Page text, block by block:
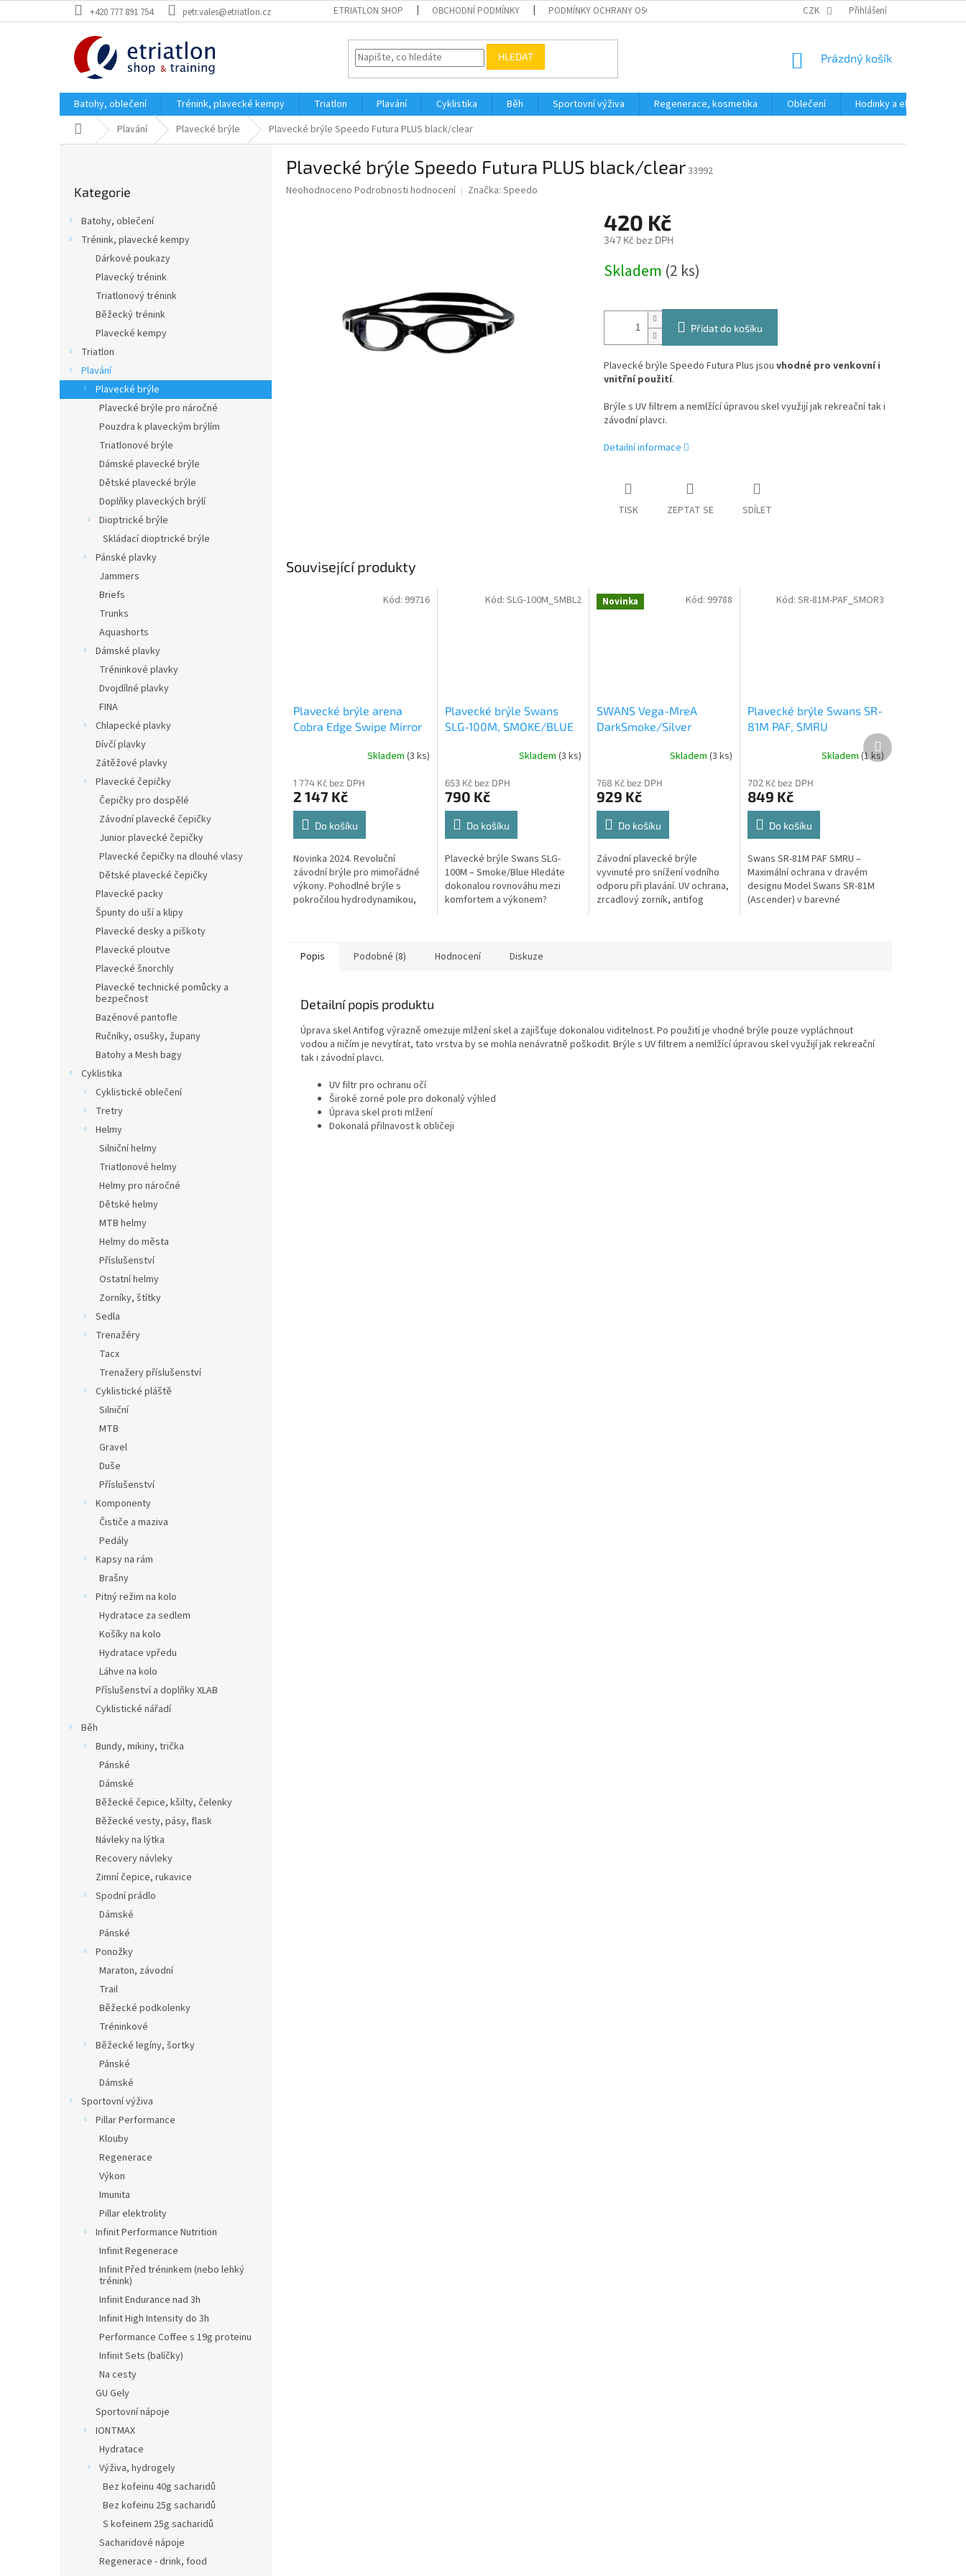
na
+420 777 891 754 petr.vales@etriatlon.cz ETRIATLON SHOP OBCHODNÍ PODMÍNKY PODMÍNKY OCHRANY OSOBNÍCH ÚDAJŮ CZK Přihlášení
HLEDAT
NÁKUPNÍ
Prázdný košík
Batohy, oblečení Trénink, plavecké kempy Triatlon Plavání Cyklistika Běh Sportovní výživa Regenerace, kosmetika Oblečení
Hodinky a elektronika
Domů Plavání Plavecké brýle Plavecké brýle Speedo Futura PLUS black/clear
kategorie
Kategorie
Batohy, oblečení
Trénink, plavecké kempy
Dárkové poukazy
Plavecký trénink
Triatlonový trénink
Běžecký trénink
Plavecké kempy
Triatlon
Plavání
Plavecké brýle
Plavecké brýle pro náročné
Pouzdra k plaveckým brýlím
Triatlonové brýle
Dámské plavecké brýle
Dětské plavecké brýle
Doplňky plaveckých brýlí
Dioptrické brýle
Skládací dioptrické brýle
Pánské plavky
Jammers
Briefs
Trunks
Aquashorts
Dámské plavky
Tréninkové plavky
Dvojdílné plavky
FINA
Chlapecké plavky
Dívčí plavky
Zátěžové plavky
Plavecké čepičky
Čepičky pro dospělé
Závodní plavecké čepičky
Junior plavecké čepičky
Plavecké čepičky na dlouhé vlasy
Dětské plavecké čepičky
Plavecké packy
Špunty do uší a klipy
Plavecké desky a piškoty
Plavecké ploutve
Plavecké šnorchly
Plavecké technické pomůcky a
bezpečnost
Bazénové pantofle
Ručníky, osušky, župany
Batohy a Mesh bagy
Cyklistika
Cyklistické oblečení
Tretry
Helmy
Silniční helmy
Triatlonové helmy
Helmy pro náročné
Dětské helmy
MTB helmy
Helmy do města
Příslušenství
Ostatní helmy
Zorníky, štítky
Sedla
Trenažéry
Tacx
Trenažery příslušenství
Cyklistické pláště
Silniční
MTB
Gravel
Duše
Příslušenství
Komponenty
Čističe a maziva
Pedály
Kapsy na rám
Brašny
Pitný režim na kolo
Hydratace za sedlem
Košíky na kolo
Hydratace vpředu
Láhve na kolo
Příslušenství a doplňky XLAB
Cyklistické nářadí
Běh
Bundy, mikiny, trička
Pánské
Dámské
Běžecké čepice, kšilty, čelenky
Běžecké vesty, pásy, flask
Návleky na lýtka
Recovery návleky
Zimní čepice, rukavice
Spodní prádlo
Dámské
Pánské
Ponožky
Maraton, závodní
Trail
Běžecké podkolenky
Tréninkové
Běžecké legíny, šortky
Pánské
Dámské
Sportovní výživa
Pillar Performance
Klouby
Regenerace
Výkon
Imunita
Pillar elektrolity
Infinit Performance Nutrition
Infinit Regenerace
Infinit Před tréninkem (nebo lehký
trénink)
Infinit Endurance nad 3h
Infinit High Intensity do 3h
Performance Coffee s 19g proteinu
Infinit Sets (balíčky)
Na cesty
GU Gely
Sportovní nápoje
IONTMAX
Hydratace
Výživa, hydrogely
Bez kofeinu 40g sacharidů
Bez kofeinu 25g sacharidů
S kofeinem 25g sacharidů
Sacharidové nápoje
Regenerace - drink, food
Plavecké brýle Speedo Futura PLUS black/clear33992
Průměrné
Neohodnoceno Podrobnosti hodnocení Značka: Speedo
420 Kč
347 Kč bez DPH
cena:
Skladem (2 ks)
Přidat do košíku
Plavecké brýle Speedo Futura Plus jsou vhodné pro venkovní i
vnitřní použití.
Brýle s UV filtrem a nemlžící úpravou skel využijí jak rekreační tak i
závodní plavci.
Detailní informace
TISK ZEPTAT SE SDÍLET
Související produkty
Plavecké brýle arena
Cobra Edge Swipe Mirror
Skladem (3 ks)
1 774 Kč bez DPH
2 147 Kč
Do košíku
Novinka 2024. Revoluční
závodní brýle pro mimořádné
výkony. Pohodlné brýle s
pokročilou hydrodynamikou,
Kód: 99716
Plavecké brýle Swans
SLG-100M, SMOKE/BLUE
Skladem (3 ks)
653 Kč bez DPH
790 Kč
Do košíku
Plavecké brýle Swans SLG-
100M – Smoke/Blue Hledáte
dokonalou rovnováhu mezi
komfortem a výkonem?
Kód: SLG-100M_SMBL2 Novinka
SWANS Vega-MreA
DarkSmoke/Silver
Skladem(3 ks)
768 Kč bez DPH
929 Kč
Do košíku
Závodní plavecké brýle
vyvinuté pro snížení vodního
odporu při plavání. UV ochrana,
zrcadlový zorník, antifog
Kód: 99788
Plavecké brýle Swans SR-
81M PAF, SMRU
Skladem (1 ks)
702 Kč bez DPH
849 Kč
Do košíku
Swans SR-81M PAF SMRU –
Maximální ochrana v dravém
designu Model Swans SR-81M
(Ascender) v barevné
Kód: SR-81M-PAF_SMOR3
Další
produkt
Popis Podobné (8) Hodnocení Diskuze
Detailní popis produktu
Úprava skel Antifog výrazně omezuje mlžení skel a zajišťuje dokonalou viditelnost. Po použití je vhodné brýle pouze vypláchnout
vodou a ničím je nevytírat, tato vrstva by se mohla nenávratně poškodit. Brýle s UV filtrem a nemlžící úpravou skel využijí jak rekreační
tak i závodní plavci.
UV filtr pro ochranu očí
Široké zorné pole pro dokonalý výhled
Úprava skel proti mlžení
Dokonalá přilnavost k obličeji